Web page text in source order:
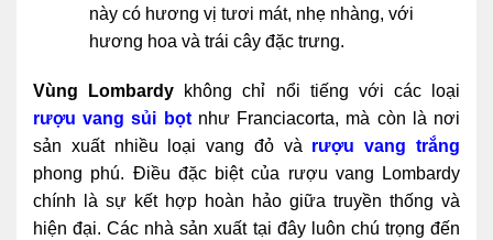
này có hương vị tươi mát, nhẹ nhàng, với
hương hoa và trái cây đặc trưng.
Vùng Lombardy không chỉ nổi tiếng với các loại
rượu vang sủi bọtnhư Franciacorta, mà còn là nơi
sản xuất nhiều loại vang đỏ và rượu vang trắng
phong phú. Điều đặc biệt của rượu vang Lombardy
chính là sự kết hợp hoàn hảo giữa truyền thống và
hiện đại. Các nhà sản xuất tại đây luôn chú trọng đến